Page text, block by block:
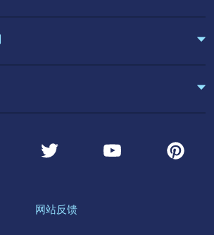
网站反馈